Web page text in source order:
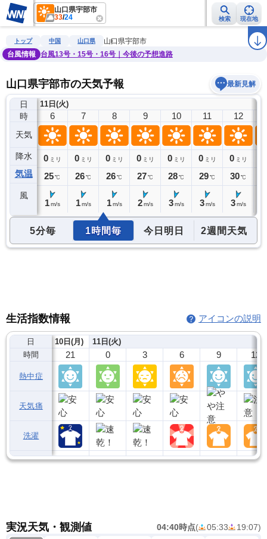
山口県宇部市
33/24 検索 現在地
雨雲レーダー 台風情報 地震情報 ラ
トップ 中国 山口県
山口県宇部市
台風情報
台風13号・15号・16号｜今後の予想進路
山口県宇部市の天気予報 最新見解
日
時
天気
降水
気温
風
11日(火)
5
0ミリ
24℃
6
0 ミリ
25℃
1 m/s
7
0 ミリ
26℃
1 m/s
8
0 ミリ
26℃
1 m/s
9
0 ミリ
27℃
2 m/s
10
0 ミリ
28℃
3 m/s
11
0 ミリ
29℃
3 m/s
12
0 ミリ
30℃
3 m/s
5分毎 1時間毎 今日明日 2週間天気
生活指数情報 アイコンの説明
日
時間
熱中症
天気痛
洗濯
10日(月)
21
11日(火)
0 3 6 9 12
実況天気・観測値 04:40時点( 05:33 19:07)